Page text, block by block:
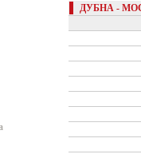
ДУБНА -